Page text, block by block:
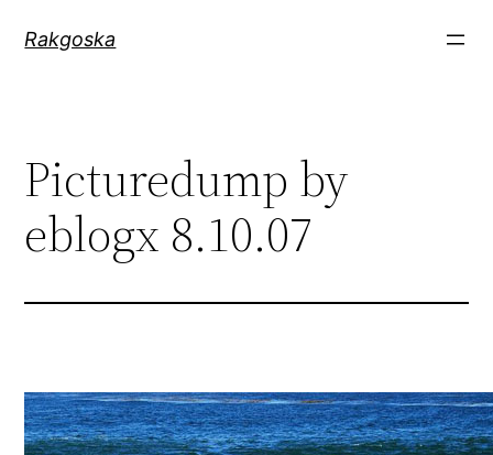
InhaltRakgoska
Picturedump by
eblogx 8.10.07